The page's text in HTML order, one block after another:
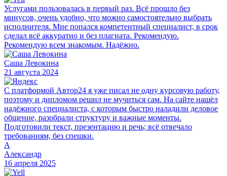
Услугами пользовалась в первый раз. Всё прошло без
минусов, очень удобно, что можно самостоятельно выбрать
исполнителя. Мне попался компетентный специалист, в срок
сделал всё аккуратно и без плагиата. Рекомендую.
Рекомендую всем знакомым. Надёжно.
Саша Левокина
21 августа 2024
С платформой Автор24 я уже писал не одну курсовую работу,
поэтому и дипломом решил не мучиться сам. На сайте нашёл
надёжного специалиста, с которым быстро наладили деловое
общение, разобрали структуру и важные моменты.
Подготовили текст, презентацию и речь; всё отвечало
требованиям, без спешки.
А
Александр
16 апреля 2025